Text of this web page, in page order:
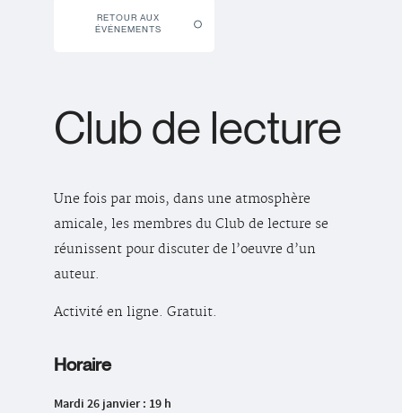
RETOUR AUX
ÉVÉNEMENTS
Club de lecture
Une fois par mois, dans une atmosphère
amicale, les membres du Club de lecture se
réunissent pour discuter de l’oeuvre d’un
auteur.
Activité en ligne. Gratuit.
Horaire
Mardi 26 janvier : 19 h